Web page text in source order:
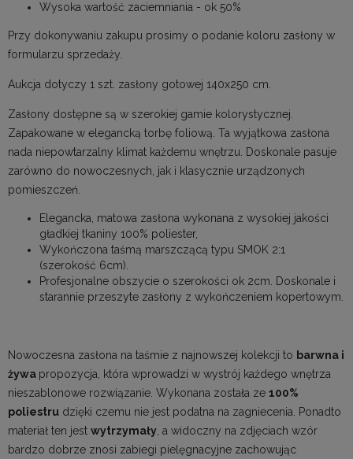
Wysoka wartość zaciemniania - ok 50%
Przy dokonywaniu zakupu prosimy o podanie koloru zasłony w
formularzu sprzedaży.
Aukcja dotyczy 1 szt. zasłony gotowej 140x250 cm.
Zasłony dostępne są w szerokiej gamie kolorystycznej.
Zapakowane w elegancką torbę foliową. Ta wyjątkowa zasłona
nada niepowtarzalny klimat każdemu wnętrzu. Doskonale pasuje
zarówno do nowoczesnych, jak i klasycznie urządzonych
pomieszczeń.
Elegancka, matowa zasłona wykonana z wysokiej jakości
gładkiej tkaniny 100% poliester,
Wykończona taśmą marszczącą typu SMOK 2:1
(szerokość 6cm).
Profesjonalne obszycie o szerokości ok 2cm. Doskonale i
starannie przeszyte zasłony z wykończeniem kopertowym.
Nowoczesna zasłona na taśmie z najnowszej kolekcji to barwna i
żywa propozycja, która wprowadzi w wystrój każdego wnętrza
nieszablonowe rozwiązanie. Wykonana została ze 100%
poliestru dzięki czemu nie jest podatna na zagniecenia. Ponadto
materiał ten jest wytrzymały, a widoczny na zdjęciach wzór
bardzo dobrze znosi zabiegi pielęgnacyjne zachowując